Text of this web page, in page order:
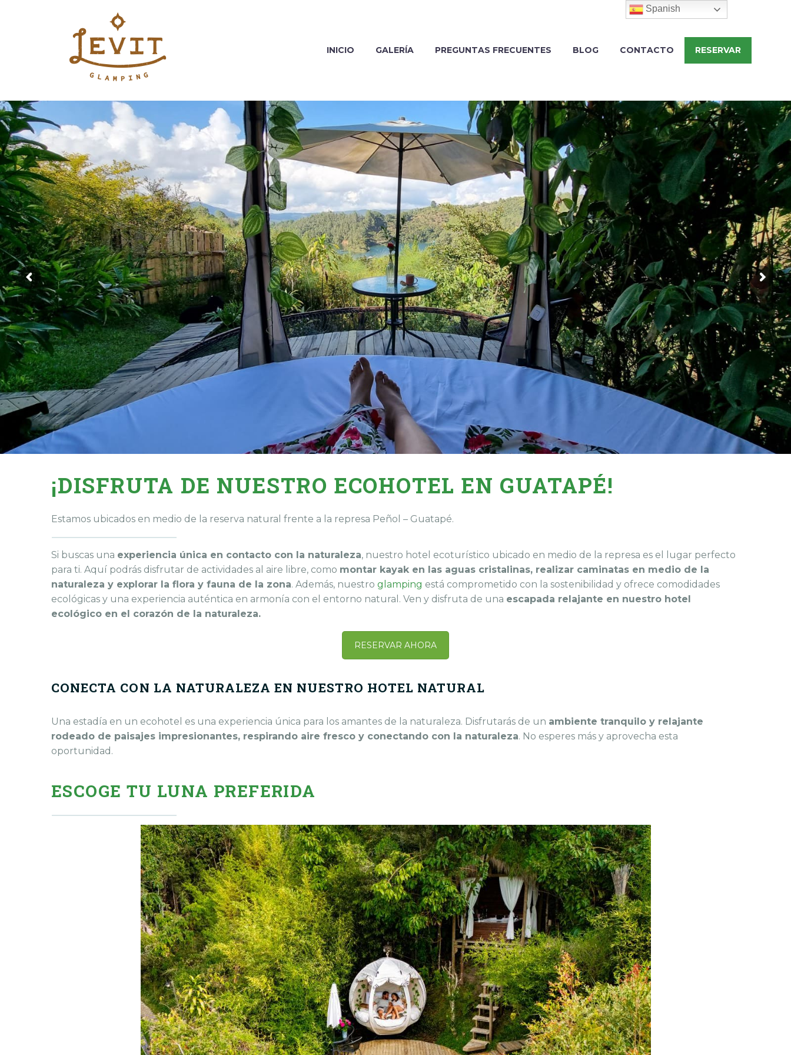
INICIO GALERÍA PREGUNTAS FRECUENTES BLOG CONTACTO RESERVAR
¡DISFRUTA DE NUESTRO ECOHOTEL EN GUATAPÉ!
Estamos ubicados en medio de la reserva natural frente a la represa Peñol – Guatapé.
Si buscas una experiencia única en contacto con la naturaleza, nuestro hotel ecoturístico ubicado en medio de la represa es el lugar perfecto
para ti. Aquí podrás disfrutar de actividades al aire libre, como montar kayak en las aguas cristalinas, realizar caminatas en medio de la
naturaleza y explorar la flora y fauna de la zona. Además, nuestro glamping está comprometido con la sostenibilidad y ofrece comodidades
ecológicas y una experiencia auténtica en armonía con el entorno natural. Ven y disfruta de una escapada relajante en nuestro hotel
ecológico en el corazón de la naturaleza.
RESERVAR AHORA
CONECTA CON LA NATURALEZA EN NUESTRO HOTEL NATURAL
Una estadía en un ecohotel es una experiencia única para los amantes de la naturaleza. Disfrutarás de un ambiente tranquilo y relajante
rodeado de paisajes impresionantes, respirando aire fresco y conectando con la naturaleza. No esperes más y aprovecha esta
oportunidad.
ESCOGE TU LUNA PREFERIDA
Spanish